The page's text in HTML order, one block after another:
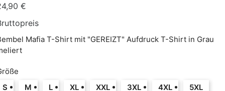
€
Mafia T-Shirt mit "GEREIZT" Aufdruck T-Shirt in Grau
S
M L XL XXL 3XL 4XL 5XL